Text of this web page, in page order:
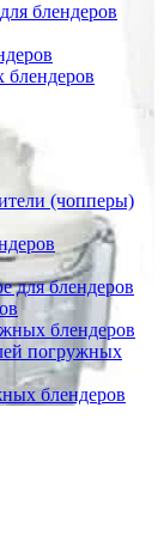
блендеров
(чопперы)
для блендеров
блендеров
погружных
блендеров